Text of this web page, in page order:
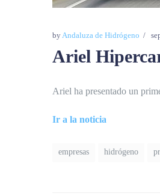
byAndaluza de Hidrógeno
Ariel
Ariel ha presentado un
Ir a la noticia
empresas hidrógeno